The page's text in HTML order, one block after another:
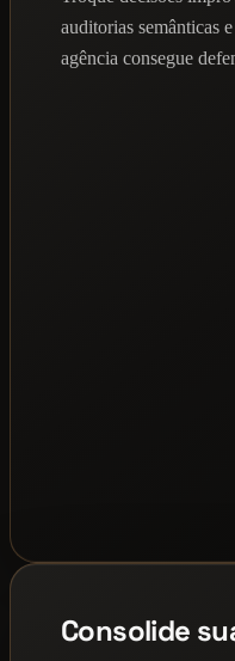
auditorias semânticas
agência consegue
Consolide